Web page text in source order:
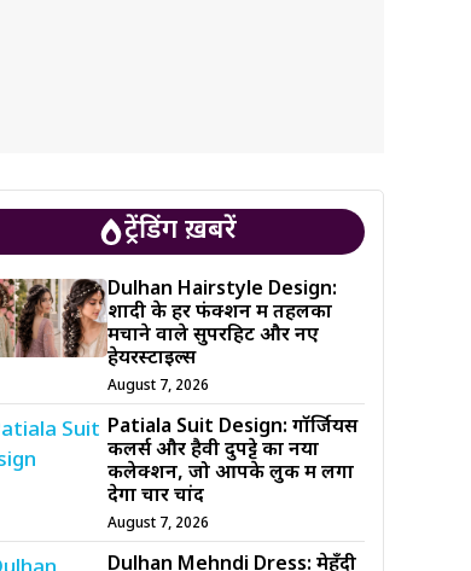
ट्रेंडिंग ख़बरें
Dulhan Hairstyle Design:
शादी के हर फंक्शन में तहलका
मचाने वाले सुपरहिट और नए
हेयरस्टाइल्स
August 7, 2026
Patiala Suit Design: गॉर्जियस
कलर्स और हैवी दुपट्टे का नया
कलेक्शन, जो आपके लुक में लगा
देगा चार चांद
August 7, 2026
Dulhan Mehndi Dress: मेहँदी